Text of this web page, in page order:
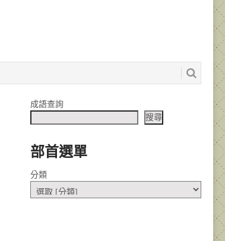
成語查詢
搜尋
部首選單
分類